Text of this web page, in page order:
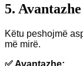
5.
Këtu peshojmë
më mirë.
✅ Avantazhe: